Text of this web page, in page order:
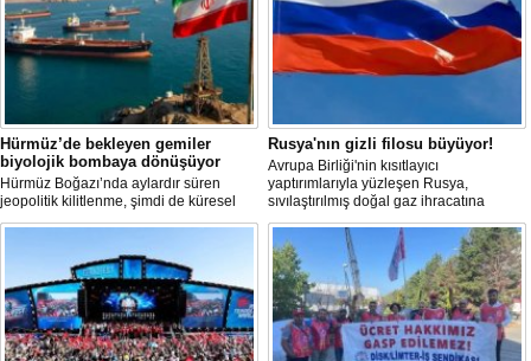
Hürmüz’de bekleyen gemiler
biyolojik bombaya dönüşüyor
Hürmüz Boğazı’nda aylardır süren
jeopolitik kilitlenme, şimdi de küresel
ölçekte bir çevre felaketinin kapısını
hareketsiz bekleyen binden fazla gemi,
istilacı deniz canlıları için devasa bir
üreme merkezine dönüşmüş durumda.
Rusya'nın gizli filosu büyüyor!
Avrupa Birliği'nin kısıtlayıcı
yaptırımlarıyla yüzleşen Rusya,
sıvılaştırılmış doğal gaz ihracatına
devam edebilmek için gizli bir filo
geliştiriyor.